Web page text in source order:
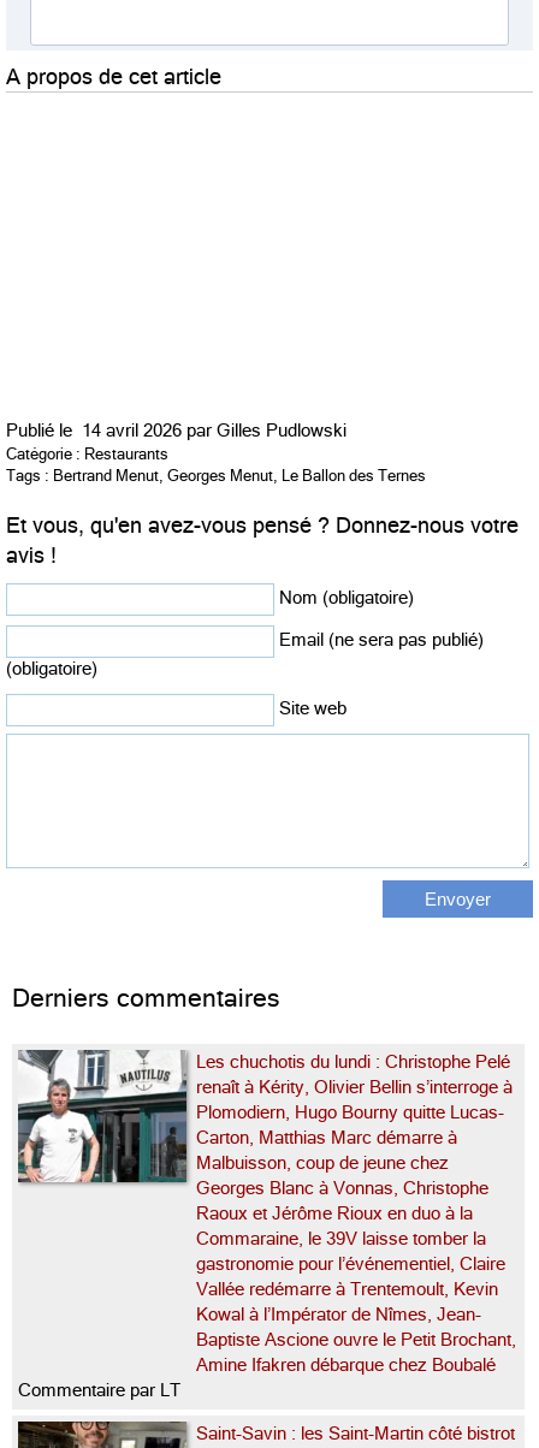
A propos de cet article
Publié le 14 avril 2026 par Gilles Pudlowski
Catégorie : Restaurants
Tags : Bertrand Menut, Georges Menut, Le Ballon des Ternes
Et vous, qu'en avez-vous pensé ? Donnez-nous votre
avis !
Nom (obligatoire)
Email (ne sera pas publié)
(obligatoire)
Site web
Derniers commentaires
Les chuchotis du lundi : Christophe Pelé
renaît à Kérity, Olivier Bellin s’interroge à
Plomodiern, Hugo Bourny quitte Lucas-
Carton, Matthias Marc démarre à
Malbuisson, coup de jeune chez
Georges Blanc à Vonnas, Christophe
Raoux et Jérôme Rioux en duo à la
Commaraine, le 39V laisse tomber la
gastronomie pour l’événementiel, Claire
Vallée redémarre à Trentemoult, Kevin
Kowal à l’Impérator de Nîmes, Jean-
Baptiste Ascione ouvre le Petit Brochant,
Amine Ifakren débarque chez Boubalé
Commentaire par LT
Saint-Savin : les Saint-Martin côté bistrot